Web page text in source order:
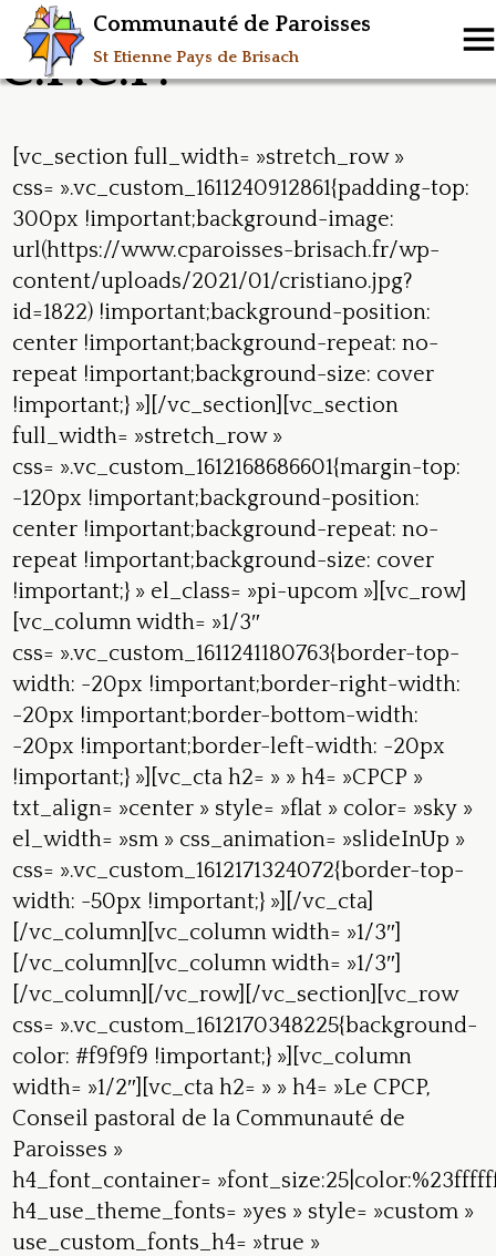
Communauté de Paroisses
St Etienne Pays de Brisach
C.P.C.P.
[vc_section full_width= »stretch_row »
css= ».vc_custom_1611240912861{padding-top:
300px !important;background-image:
url(https://www.cparoisses-brisach.fr/wp-
content/uploads/2021/01/cristiano.jpg?
id=1822) !important;background-position:
center !important;background-repeat: no-
repeat !important;background-size: cover
!important;} »][/vc_section][vc_section
full_width= »stretch_row »
css= ».vc_custom_1612168686601{margin-top:
-120px !important;background-position:
center !important;background-repeat: no-
repeat !important;background-size: cover
!important;} » el_class= »pi-upcom »][vc_row]
[vc_column width= »1/3″
css= ».vc_custom_1611241180763{border-top-
width: -20px !important;border-right-width:
-20px !important;border-bottom-width:
-20px !important;border-left-width: -20px
!important;} »][vc_cta h2= » » h4= »CPCP »
txt_align= »center » style= »flat » color= »sky »
el_width= »sm » css_animation= »slideInUp »
css= ».vc_custom_1612171324072{border-top-
width: -50px !important;} »][/vc_cta]
[/vc_column][vc_column width= »1/3″]
[/vc_column][vc_column width= »1/3″]
[/vc_column][/vc_row][/vc_section][vc_row
css= ».vc_custom_1612170348225{background-
color: #f9f9f9 !important;} »][vc_column
width= »1/2″][vc_cta h2= » » h4= »Le CPCP,
Conseil pastoral de la Communauté de
Paroisses »
h4_font_container=
h4_use_theme_fonts= »yes » style= »custom »
use_custom_fonts_h4= »true »